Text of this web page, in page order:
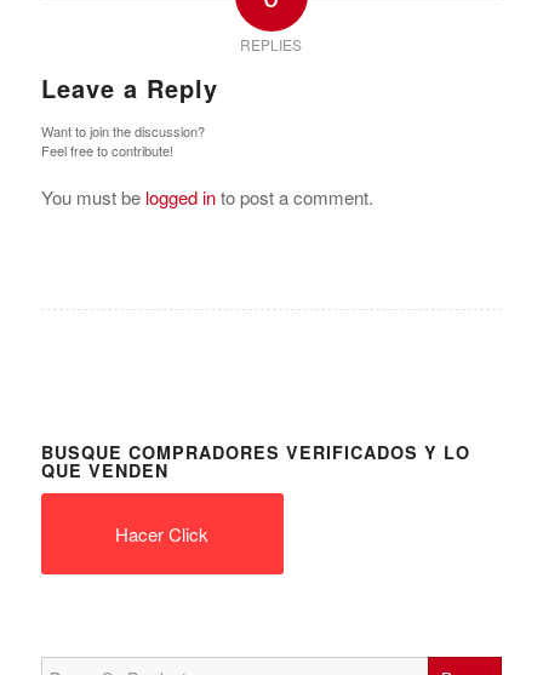
REPLIES
Leave a Reply
Want to join the discussion?
Feel free to contribute!
You must be logged into post a comment.
BUSQUE COMPRADORES VERIFICADOS Y LO
QUE VENDEN
Hacer Click
Search